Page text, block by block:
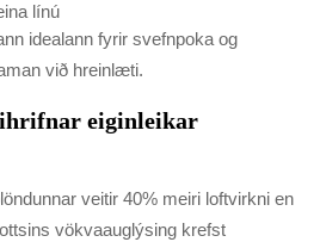
línú
idealann fyrir svefnpoka og
við hreinlæti.
eiginleikar
veitir 40% meiri loftvirkni en
vökvaauglýsing krefst